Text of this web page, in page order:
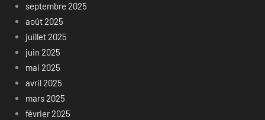
septembre 2025
août 2025
juillet 2025
juin 2025
mai 2025
avril 2025
mars 2025
février 2025